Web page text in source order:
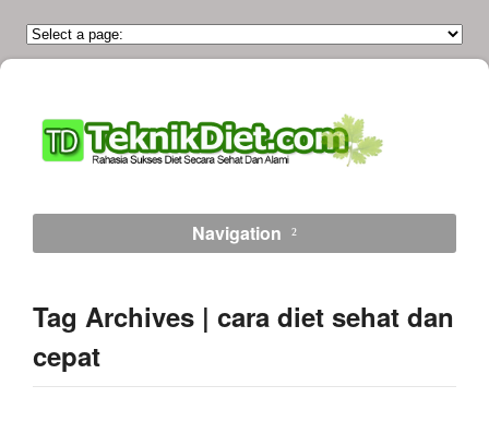
Navigation
Tag Archives | cara diet sehat dan
cepat